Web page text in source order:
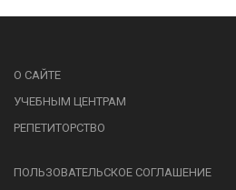
О САЙТЕ
УЧЕБНЫМ ЦЕНТРАМ
РЕПЕТИТОРСТВО
ПОЛЬЗОВАТЕЛЬСКОЕ СОГЛАШЕНИЕ